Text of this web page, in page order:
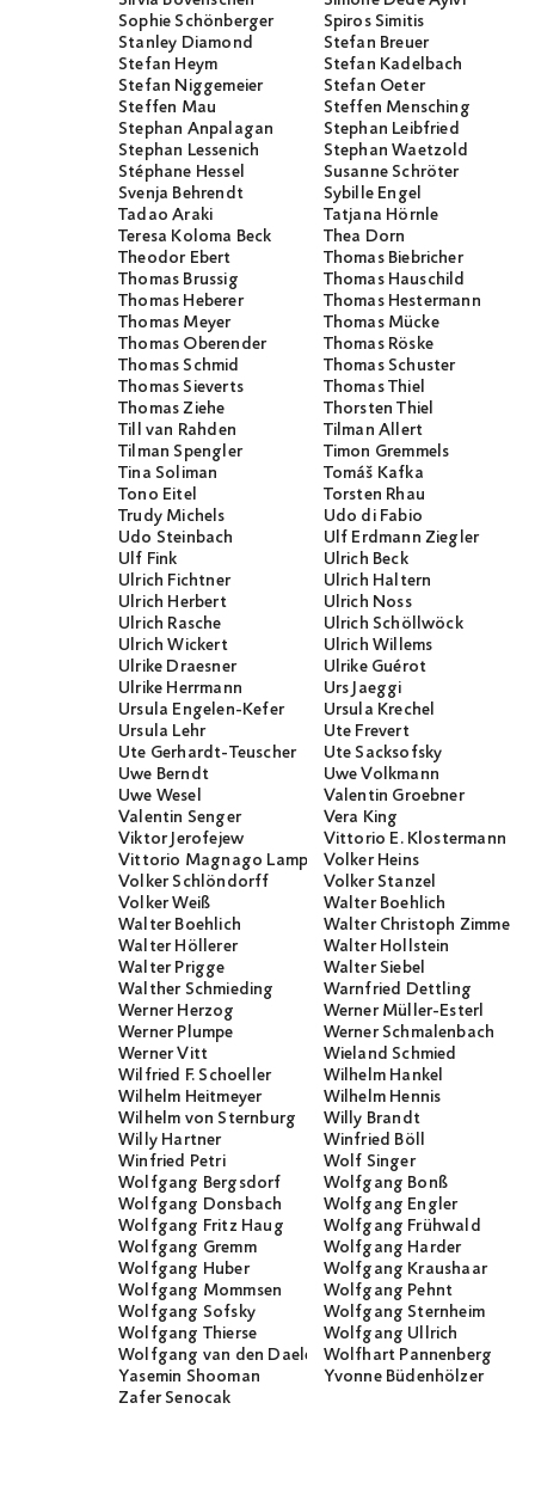
Sophie Schönberger
Spiros Simitis
Stanley Diamond
Stefan Breuer
Stefan Heym
Stefan Kadelbach
Stefan Niggemeier
Stefan Oeter
Steffen Mau
Steffen Mensching
Stephan Anpalagan
Stephan Leibfried
Stephan Lessenich
Stephan Waetzold
Stéphane Hessel
Susanne Schröter
Svenja Behrendt
Sybille Engel
Tadao Araki
Tatjana Hörnle
Teresa Koloma Beck
Thea Dorn
Theodor Ebert
Thomas Biebricher
Thomas Brussig
Thomas Hauschild
Thomas Heberer
Thomas Hestermann
Thomas Meyer
Thomas Mücke
Thomas Oberender
Thomas Röske
Thomas Schmid
Thomas Schuster
Thomas Sieverts
Thomas Thiel
Thomas Ziehe
Thorsten Thiel
Till van Rahden
Tilman Allert
Tilman Spengler
Timon Gremmels
Tina Soliman
Tomáš Kafka
Tono Eitel
Torsten Rhau
Trudy Michels
Udo di Fabio
Udo Steinbach
Ulf Erdmann Ziegler
Ulf Fink
Ulrich Beck
Ulrich Fichtner
Ulrich Haltern
Ulrich Herbert
Ulrich Noss
Ulrich Rasche
Ulrich Schöllwöck
Ulrich Wickert
Ulrich Willems
Ulrike Draesner
Ulrike Guérot
Ulrike Herrmann
Urs Jaeggi
Ursula Engelen-Kefer
Ursula Krechel
Ursula Lehr
Ute Frevert
Ute Gerhardt-Teuscher
Ute Sacksofsky
Uwe Berndt
Uwe Volkmann
Uwe Wesel
Valentin Groebner
Valentin Senger
Vera King
Viktor Jerofejew
Vittorio E. Klostermann
Vittorio Magnago LampugnaniVolker Heins
Volker Schlöndorff
Volker Stanzel
Volker Weiß
Walter Boehlich
Walter Boehlich
Walter Christoph Zimmerli
Walter Höllerer
Walter Hollstein
Walter Prigge
Walter Siebel
Walther Schmieding
Warnfried Dettling
Werner Herzog
Werner Müller-Esterl
Werner Plumpe
Werner Schmalenbach
Werner Vitt
Wieland Schmied
Wilfried F. Schoeller
Wilhelm Hankel
Wilhelm Heitmeyer
Wilhelm Hennis
Wilhelm von Sternburg
Willy Brandt
Willy Hartner
Winfried Böll
Winfried Petri
Wolf Singer
Wolfgang Bergsdorf
Wolfgang Bonß
Wolfgang Donsbach
Wolfgang Engler
Wolfgang Fritz Haug
Wolfgang Frühwald
Wolfgang Gremm
Wolfgang Harder
Wolfgang Huber
Wolfgang Kraushaar
Wolfgang Mommsen
Wolfgang Pehnt
Wolfgang Sofsky
Wolfgang Sternheim
Wolfgang Thierse
Wolfgang Ullrich
Wolfgang van den Daele
Wolfhart Pannenberg
Yasemin Shooman
Yvonne Büdenhölzer
Zafer Senocak